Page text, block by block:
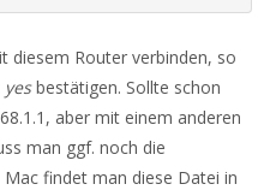
diesem Router verbinden, so
yesbestätigen. Sollte schon
aber mit einem anderen
man ggf. noch die
findet man diese Datei in